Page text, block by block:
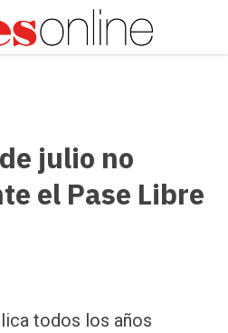
julio no
el Pase Libre
todos los años